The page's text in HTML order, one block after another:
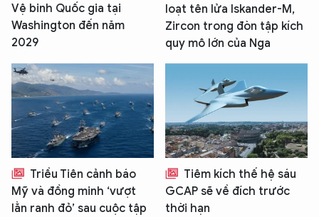
Vệ binh Quốc gia tại
Washington đến năm
2029
loạt tên lửa Iskander-M,
Zircon trong đòn tập kích
quy mô lớn của Nga
Triều Tiên cảnh báo
Mỹ và đồng minh ‘vượt
lằn ranh đỏ’ sau cuộc tập
Tiêm kích thế hệ sáu
GCAP sẽ về đích trước
thời hạn